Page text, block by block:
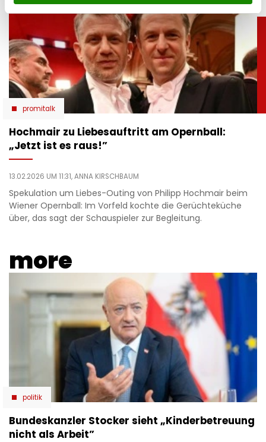
promitalk
Hochmair zu Liebesauftritt am Opernball:
„Jetzt ist es raus!”
13.02.2026 UM 11:31,ANNA KIRSCHBAUM
Spekulation um Liebes-Outing von Philipp Hochmair beim
Wiener Opernball: Im Vorfeld kochte die Gerüchteküche
über, das sagt der Schauspieler zur Begleitung.
more
politik
Bundeskanzler Stocker sieht „Kinderbetreuung
nicht als Arbeit”